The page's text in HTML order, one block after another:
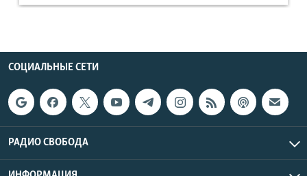
СОЦИАЛЬНЫЕ СЕТИ
РАДИО СВОБОДА